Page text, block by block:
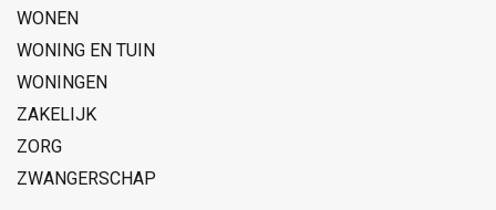
WONEN
WONING EN TUIN
WONINGEN
ZAKELIJK
ZORG
ZWANGERSCHAP